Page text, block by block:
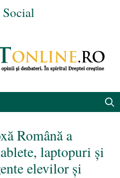
Social
Română a
laptopuri și
elevilor și